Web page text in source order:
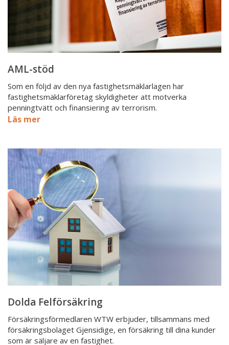
AML-stöd
Som en följd av den nya fastighetsmäklarlagen har
fastighetsmäklarföretag skyldigheter att motverka
penningtvätt och finansiering av terrorism.
Läs mer
Felförsäkring
Dolda Felförsäkring
Försäkringsförmedlaren WTW erbjuder, tillsammans med
försäkringsbolaget Gjensidige, en försäkring till dina kunder
som är säljare av en fastighet.